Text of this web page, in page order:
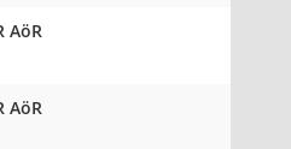
AöR
AöR